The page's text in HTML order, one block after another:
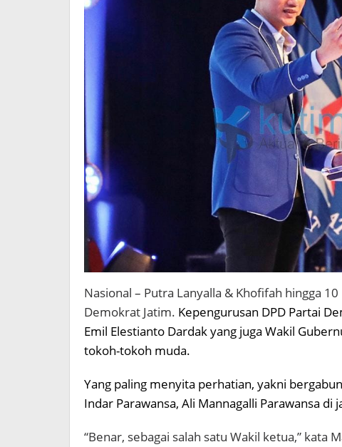
Nasional – Putra Lanyalla & Khofifah hingga
Demokrat Jatim. Kepengurusan DPD Partai
Emil Elestianto Dardak yang juga Wakil
tokoh-tokoh muda.
Yang paling menyita perhatian, yakni
Indar Parawansa, Ali Mannagalli Parawansa di
“Benar, sebagai salah satu Wakil ketua,” kata